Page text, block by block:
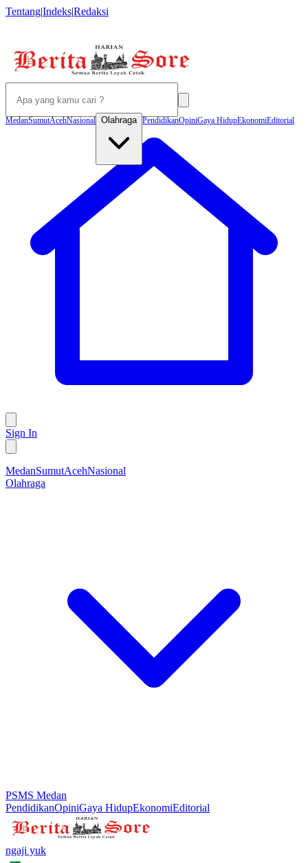
Tentang|Indeks|Redaksi
MedanSumutAcehNasional Olahraga PendidikanOpiniGaya HidupEkonomiEditorial
Sign In
MedanSumutAcehNasional
Olahraga
PSMS Medan
PendidikanOpiniGaya HidupEkonomiEditorial
ngaji yuk